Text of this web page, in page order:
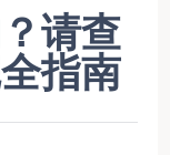
请查
指南